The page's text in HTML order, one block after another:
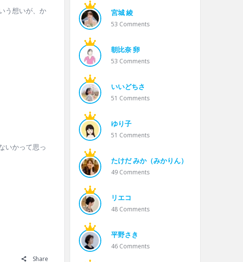
う想いが、か
いかって思っ
Share
宮城 綾
53 Comments
朝比奈 卵
53 Comments
いいどちさ
51 Comments
ゆり子
51 Comments
たけだ みか（みかりん）
49 Comments
リエコ
48 Comments
平野さき
46 Comments